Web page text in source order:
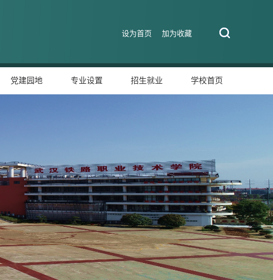
设为首页 加为收藏
党建园地 专业设置 招生就业 学校首页